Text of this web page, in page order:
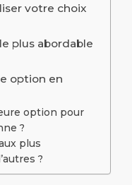
votre choix
plus abordable
option en
option pour
?
plus
?